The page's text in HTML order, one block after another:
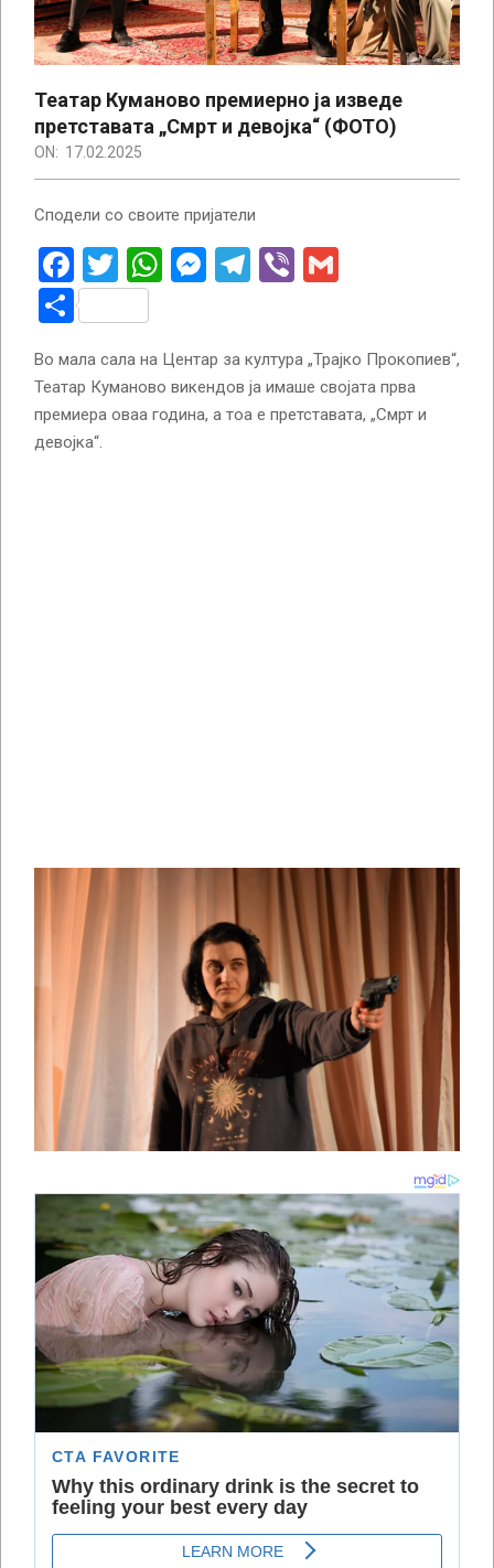
Театар Куманово премиерно ја изведе
претставата „Смрт и девојка“ (ФОТО)
ON: 17.02.2025
Сподели со своите пријатели
Facebook
Twitter
WhatsApp
Messenger
Telegram
Viber
Share
Во мала сала на Центар за култура „Трајко Прокопиев“,
Театар Куманово викендов ја имаше својата прва
премиера оваа година, а тоа е претставата, „Смрт и
девојка“.